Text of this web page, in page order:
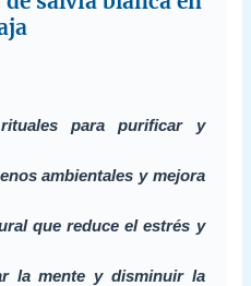
para purificar y
ambientales y mejora
que reduce el estrés y
la mente y disminuir la